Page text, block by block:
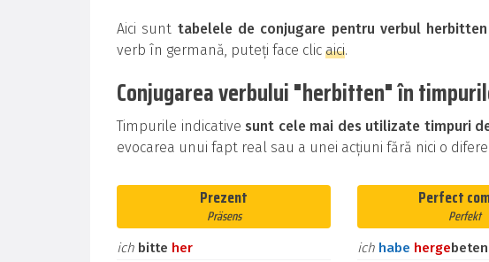
Aici sunt tabelele de conjugare pentru verbul herbitten
verb în germană, puteți face clic aici.
Conjugarea verbului "herbitten" în
Timpurile indicative sunt cele mai des utilizate timpuri
evocarea unui fapt real sau a unei acțiuni fără nici o
Prezent
Präsens
ich bitte her
Perfect
Perfekt
ich habe hergebeten